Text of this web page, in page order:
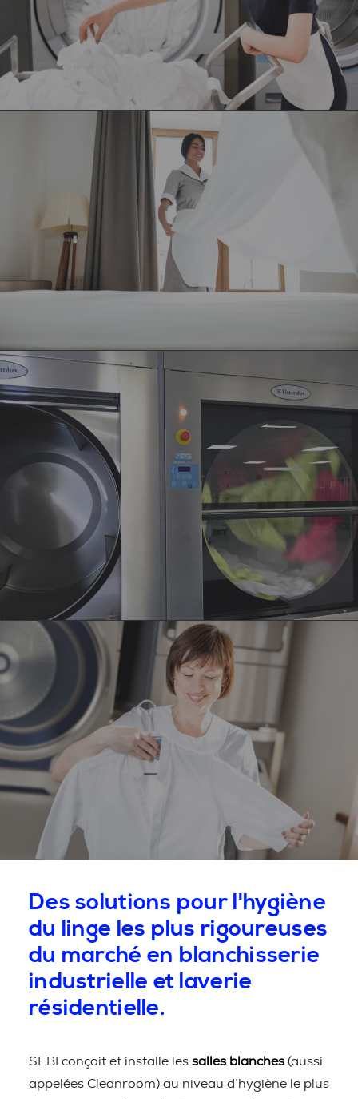
Des solutions pour l'hygiène
du linge les plus rigoureuses
du marché en blanchisserie
industrielle et laverie
résidentielle.
SEBI conçoit et installe les salles blanches (aussi
appelées Cleanroom) au niveau d’hygiène le plus